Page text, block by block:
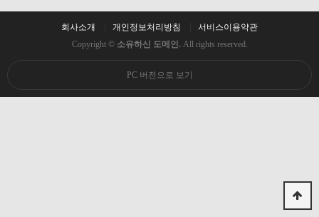
회사소개 개인정보처리방침
서비스이용약관
Copyright © 소유하신 도메인. All rights reserved.
PC 버전으로 보기